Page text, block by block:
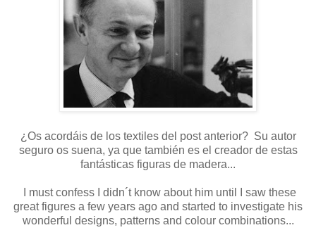
¿Os acordáis de los textiles del post anterior? Su autor
seguro os suena, ya que también es el creador de estas
fantásticas figuras de madera...
I must confess I didn´t know about him until I saw these
great figures a few years ago and started to investigate his
wonderful designs, patterns and colour combinations...